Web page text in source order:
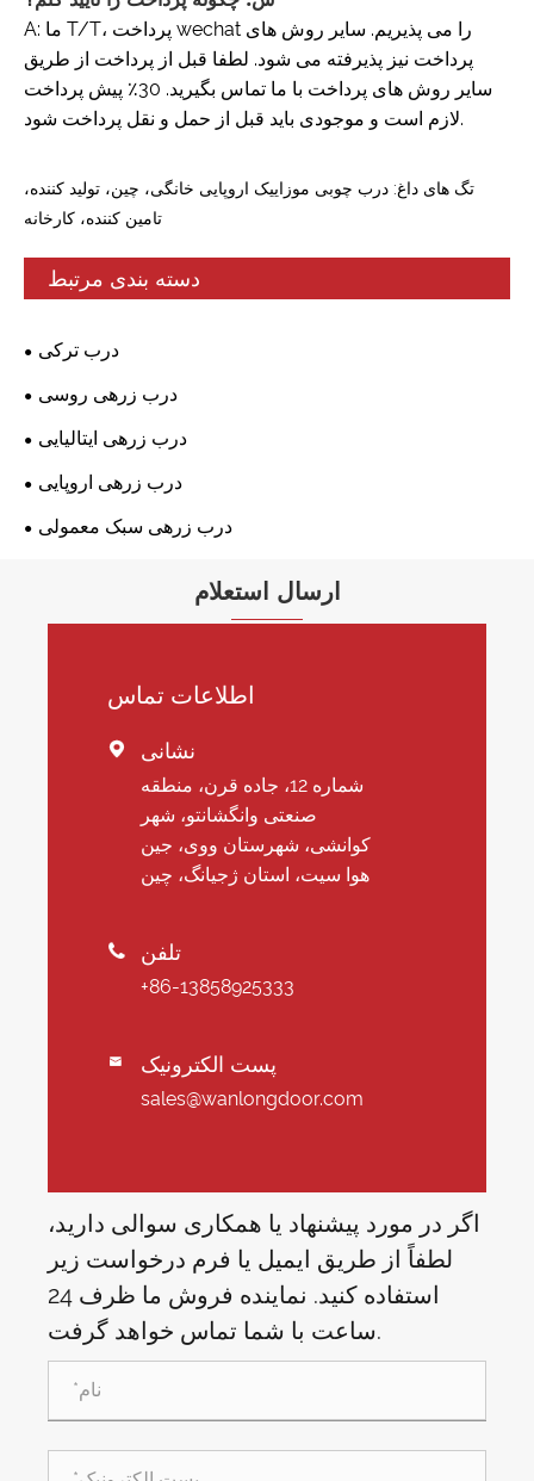
A: ما T/T، پرداخت wechat را می پذیریم. سایر روش های
پرداخت نیز پذیرفته می شود. لطفا قبل از پرداخت از طریق
سایر روش های پرداخت با ما تماس بگیرید. 30٪ پیش پرداخت
لازم است و موجودی باید قبل از حمل و نقل پرداخت شود.
تگ های داغ: درب چوبی موزاییک اروپایی خانگی، چین، تولید کننده،
تامین کننده، کارخانه
دسته بندی مرتبط
درب ترکی
درب زرهی روسی
درب زرهی ایتالیایی
درب زرهی اروپایی
درب زرهی سبک معمولی
ارسال استعلام
اطلاعات تماس
 نشانی
شماره 12، جاده قرن، منطقه
صنعتی وانگشانتو، شهر
کوانشی، شهرستان ووی، جین
هوا سیت، استان ژجیانگ، چین
 تلفن
+86-13858925333
 پست الکترونیک
sales@wanlongdoor.com
اگر در مورد پیشنهاد یا همکاری سوالی دارید،
لطفاً از طریق ایمیل یا فرم درخواست زیر
استفاده کنید. نماینده فروش ما ظرف 24
ساعت با شما تماس خواهد گرفت.